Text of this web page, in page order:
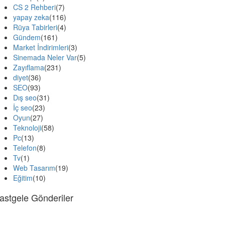
CS 2 Rehberi(7)
yapay zeka(116)
Rüya Tabirleri(4)
Gündem(161)
Market İndirimleri(3)
Sinemada Neler Var(5)
Zayıflama(231)
diyet(36)
SEO(93)
Dış seo(31)
İç seo(23)
Oyun(27)
Teknoloji(58)
Pc(13)
Telefon(8)
Tv(1)
Web Tasarım(19)
Eğitim(10)
Gönderiler